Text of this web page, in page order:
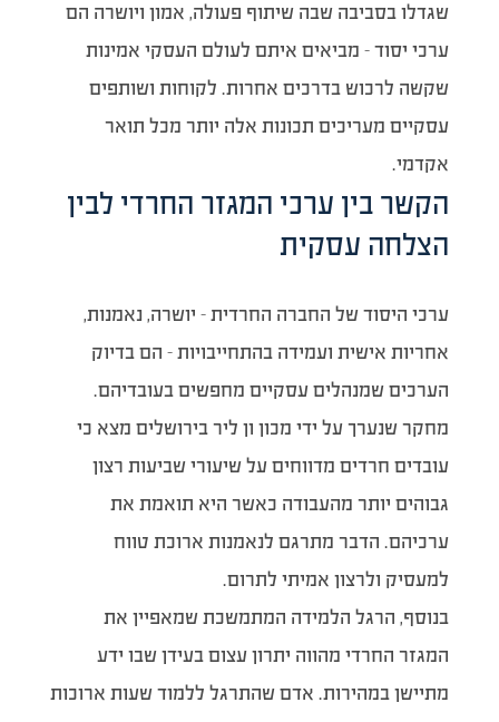
שגדלו בסביבה שבה שיתוף פעולה, אמון ויושרה הם
ערכי יסוד – מביאים איתם לעולם העסקי אמינות
שקשה לרכוש בדרכים אחרות. לקוחות ושותפים
עסקיים מעריכים תכונות אלה יותר מכל תואר
אקדמי.
הקשר בין ערכי המגזר החרדי לבין
הצלחה עסקית
ערכי היסוד של החברה החרדית – יושרה, נאמנות,
אחריות אישית ועמידה בהתחייבויות – הם בדיוק
הערכים שמנהלים עסקיים מחפשים בעובדיהם.
מחקר שנערך על ידי מכון ון ליר בירושלים מצא כי
עובדים חרדים מדווחים על שיעורי שביעות רצון
גבוהים יותר מהעבודה כאשר היא תואמת את
ערכיהם. הדבר מתרגם לנאמנות ארוכת טווח
למעסיק ולרצון אמיתי לתרום.
בנוסף, הרגל הלמידה המתמשכת שמאפיין את
המגזר החרדי מהווה יתרון עצום בעידן שבו ידע
מתיישן במהירות. אדם שהתרגל ללמוד שעות ארוכות